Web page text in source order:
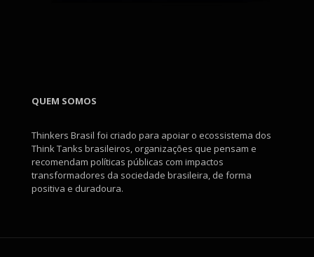
QUEM SOMOS
Thinkers Brasil foi criado para apoiar o ecossistema dos
Think Tanks brasileiros, organizações que pensam e
recomendam políticas públicas com impactos
transformadores da sociedade brasileira, de forma
positiva e duradoura.